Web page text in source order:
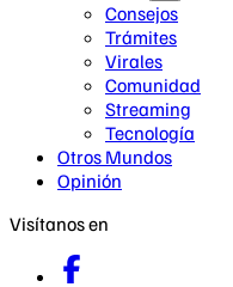
Consejos
Trámites
Virales
Comunidad
Streaming
Tecnología
Otros Mundos
Opinión
Visítanos en